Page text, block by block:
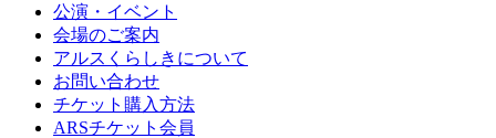
公演・イベント
会場のご案内
アルスくらしきについて
お問い合わせ
チケット購入方法
ARSチケット会員